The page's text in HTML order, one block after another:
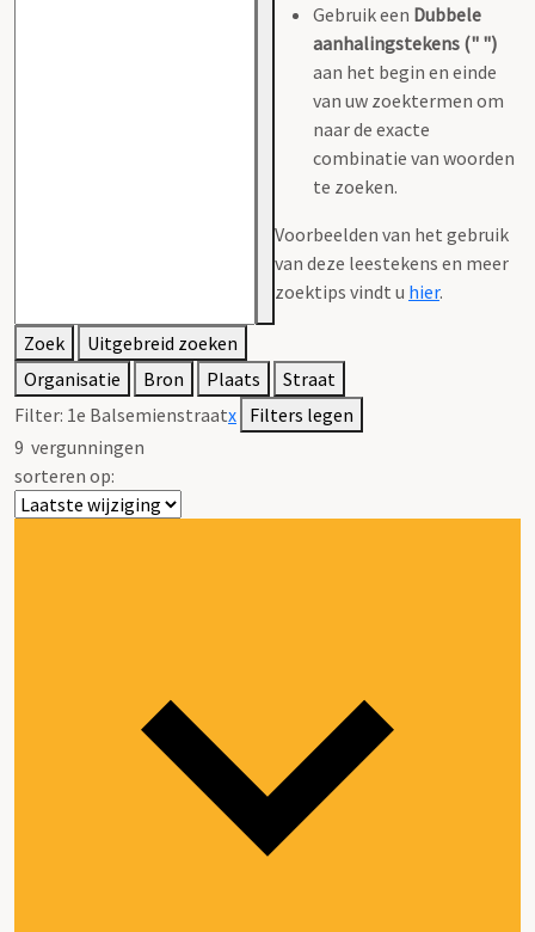
Gebruik een Dubbele
aanhalingstekens (" ")
aan het begin en einde
van uw zoektermen om
naar de exacte
combinatie van woorden
te zoeken.
Voorbeelden van het gebruik
van deze leestekens en meer
zoektips vindt u hier.
Zoek
Uitgebreid zoeken
Organisatie
Bron Plaats
Straat
Filter: 1e Balsemienstraatx Filters legen
9 vergunningen
sorteren op: